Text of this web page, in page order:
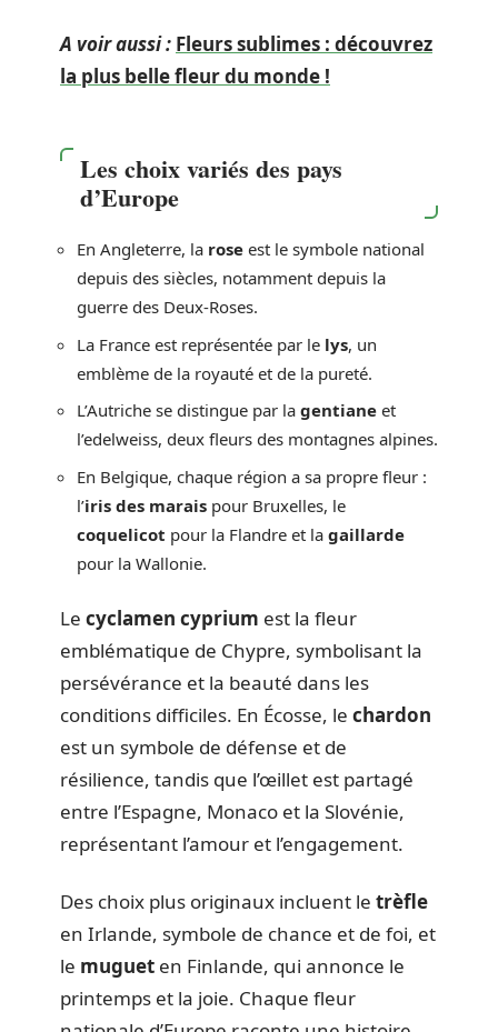
A voir aussi : Fleurs sublimes : découvrez
la plus belle fleur du monde !
Les choix variés des pays
d’Europe
En Angleterre, la rose est le symbole national
depuis des siècles, notamment depuis la
guerre des Deux-Roses.
La France est représentée par le lys, un
emblème de la royauté et de la pureté.
L’Autriche se distingue par la gentiane et
l’edelweiss, deux fleurs des montagnes alpines.
En Belgique, chaque région a sa propre fleur :
l’iris des marais pour Bruxelles, le
coquelicot pour la Flandre et la gaillarde
pour la Wallonie.
Le cyclamen cyprium est la fleur
emblématique de Chypre, symbolisant la
persévérance et la beauté dans les
conditions difficiles. En Écosse, le chardon
est un symbole de défense et de
résilience, tandis que l’œillet est partagé
entre l’Espagne, Monaco et la Slovénie,
représentant l’amour et l’engagement.
Des choix plus originaux incluent le trèfle
en Irlande, symbole de chance et de foi, et
le muguet en Finlande, qui annonce le
printemps et la joie. Chaque fleur